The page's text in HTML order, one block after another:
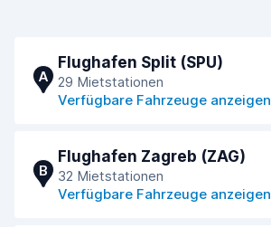
A
Flughafen Split (SPU)
29 Mietstationen
Verfügbare Fahrzeuge anzeigen
B
Flughafen Zagreb (ZAG)
32 Mietstationen
Verfügbare Fahrzeuge anzeigen